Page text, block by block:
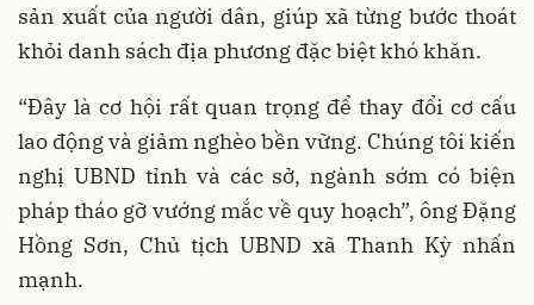
sản xuất của người dân, giúp xã từng bước thoát
khỏi danh sách địa phương đặc biệt khó khăn.
“Đây là cơ hội rất quan trọng để thay đổi cơ cấu
lao động và giảm nghèo bền vững. Chúng tôi kiến
nghị UBND tỉnh và các sở, ngành sớm có biện
pháp tháo gỡ vướng mắc về quy hoạch”, ông Đặng
Hồng Sơn, Chủ tịch UBND xã Thanh Kỳ nhấn
mạnh.